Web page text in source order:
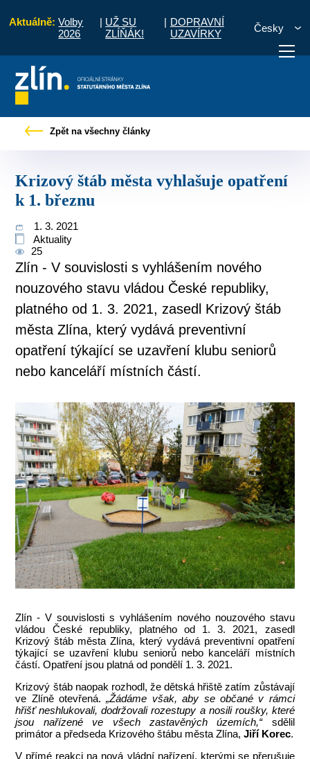
Aktuálně: Volby
2026
| UŽ SU
ZLÍŇÁK!
| DOPRAVNÍ
UZAVÍRKY
Česky
vyřídit Potřebuji zaplatit
Zpět na všechny články
Krizový štáb města vyhlašuje opatření
k 1. březnu
1. 3. 2021
Aktuality
25
Zlín - V souvislosti s vyhlášením nového
nouzového stavu vládou České republiky,
platného od 1. 3. 2021, zasedl Krizový štáb
města Zlína, který vydává preventivní
opatření týkající se uzavření klubu seniorů
nebo kanceláří místních částí.
Zlín - V souvislosti s vyhlášením nového nouzového stavu
vládou České republiky, platného od 1. 3. 2021, zasedl
Krizový štáb města Zlína, který vydává preventivní opatření
týkající se uzavření klubu seniorů nebo kanceláří místních
částí. Opatření jsou platná od pondělí 1. 3. 2021.
Krizový štáb naopak rozhodl, že dětská hřiště zatím zůstávají
ve Zlíně otevřená.„Žádáme však, aby se občané v rámci
hřišť neshlukovali, dodržovali rozestupy a nosili roušky, které
jsou nařízené ve všech zastavěných územích,“sdělil
primátor a předseda Krizového štábu města Zlína,Jiří Korec.
V přímé reakci na nová vládní nařízení, kterými se přerušuje